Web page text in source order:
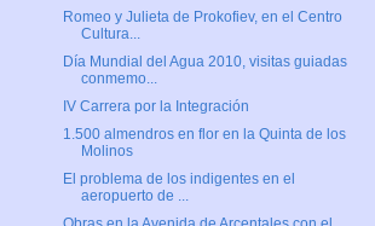
Romeo y Julieta de Prokofiev, en el Centro
Cultura...
Día Mundial del Agua 2010, visitas guiadas
conmemo...
IV Carrera por la Integración
1.500 almendros en flor en la Quinta de los
Molinos
El problema de los indigentes en el
aeropuerto de ...